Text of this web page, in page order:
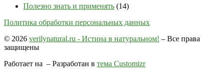
Полезно знать и применять (14)
Политика обработки персональных данных
© 2026 verilynatural.ru - Истина в натуральном! – Все права
защищены
Работает на – Разработан в тема Customizr